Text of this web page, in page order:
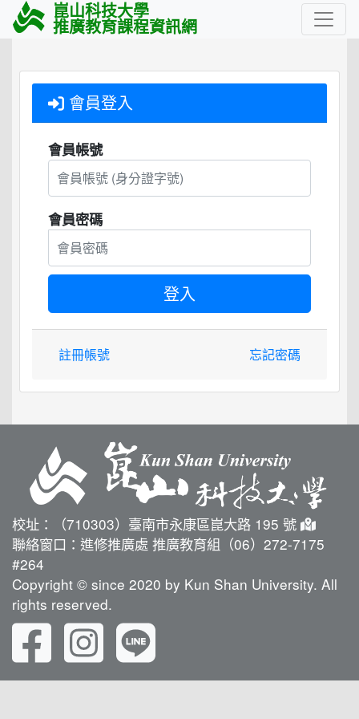
崑山科技大學
推廣教育課程資訊網
會員登入
會員帳號
會員密碼
註冊帳號 忘記密碼
校址：（710303）臺南市永康區崑大路 195 號
聯絡窗口：進修推廣處 推廣教育組（06）272-7175
#264
Copyright © since 2020 by Kun Shan University. All
rights reserved.